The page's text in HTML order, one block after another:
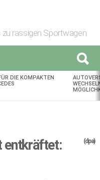
zu rassigen Sportwagen
DIE KOMPAKTEN
entkräftet:
(dpa)